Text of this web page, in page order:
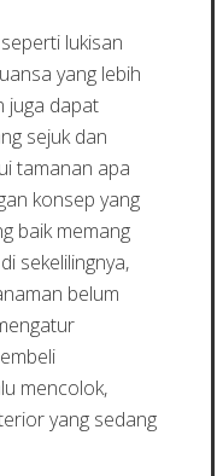
lukisan
yang lebih
juga dapat
sejuk dan
tamanan apa
konsep yang
baik memang
sekelilingnya,
belum
mencolok,
yang sedang